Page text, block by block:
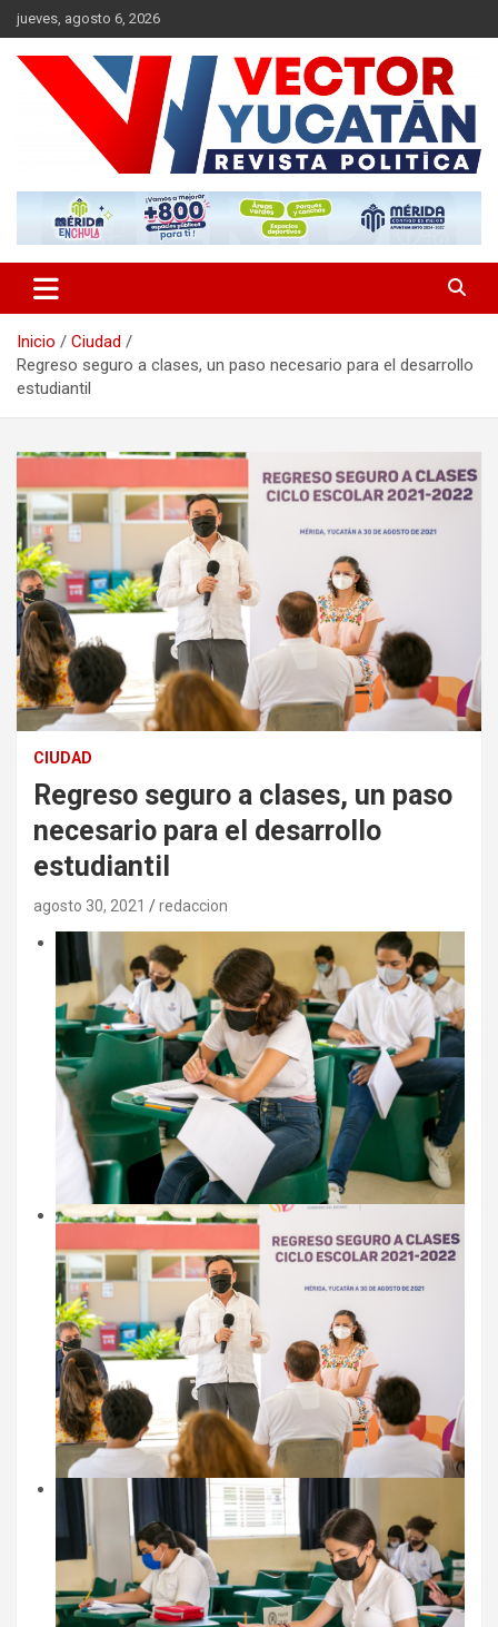
Saltar
al
contenido
jueves, agosto 6, 2026
Vector Yucatán
Inicio
Ciudad
Regreso seguro a clases, un paso necesario para el desarrollo
estudiantil
CIUDAD
Regreso seguro a clases, un paso
necesario para el desarrollo
estudiantil
agosto 30, 2021 redaccion